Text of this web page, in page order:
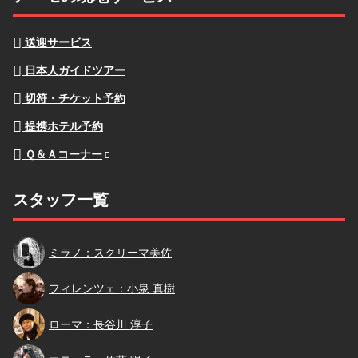
送迎サービス
日本人ガイドツアー
切符・チケット予約
提携ホテル予約
Ｑ＆Ａコーナー
スタッフ一覧
スクリーマ
ミラノ：スクリーマ美佐
小泉
フィレンツェ：小泉 真樹
長谷川
ローマ：長谷川 淳子